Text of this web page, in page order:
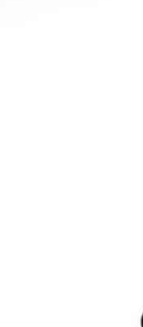
Maahantuojan